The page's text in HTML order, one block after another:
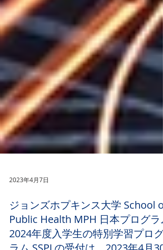
2023年4月7日
ジョンズホプキンス大学 School of
Public Health MPH 日本プログラ